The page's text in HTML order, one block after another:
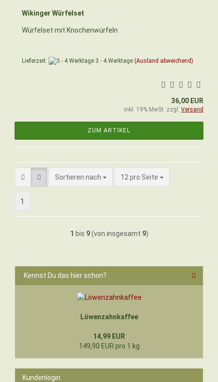
Wikinger Würfelset
Würfelset mit Knochenwürfeln
Lieferzeit: 3 - 4 Werktage (Ausland abweichend)
36,00 EUR
inkl. 19% MwSt. zzgl. Versand
ZUM ARTIKEL
Sortieren nach
Sortieren nach 12 pro Seite
pro Seite
1
1 bis 9(von insgesamt 9)
Kennst Du das hier schon?
Löwenzahnkaffee
14,99 EUR
149,90 EUR pro 1 kg
Kundenlogin